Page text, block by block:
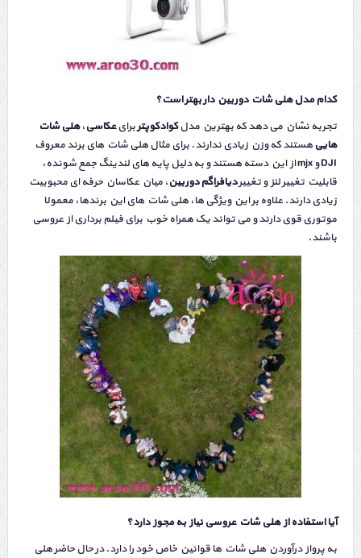
کدام مدل هلی شات دوربین دار بهتر است؟
تجربه نشان می دهد که بهترین مدلکوادکوپتربرایعکاسی،هلی شات
هایی هستند که وزن زیادی ندارند. برای مثال هلی شات های برند معروف
DJI و mjx از این دسته هستند و به دلیل پایه های لندینگ جمع شونده،
قابلیت تغییر لنز و تغییردیافراگم دوربین، میان عکاسان حرفه ای محبوبیت
زیادی دارند. علاوه بر این ویژگی ها، هلی شات های این برندها، معمولا
موتوری قوی دارند و می تواند یک همراه خوب برای فیلم برداری از عروسی
باشند.
آیا استفاده از هلی شات عروسی نیاز به مجوز دارد؟
به پرواز درآوردن هلی شات ها قوانین خاص خود را دارد. در حال حاضر هلی